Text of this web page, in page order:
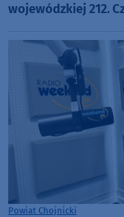
wojewódzkiej 212.
Powiat Chojnicki